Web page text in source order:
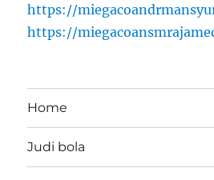
https://
https://
Home
Judi bola